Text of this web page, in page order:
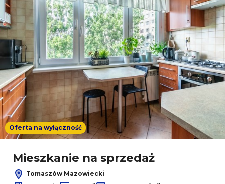
Oferta na wyłączność
Mieszkanie na sprzedaż
Tomaszów Mazowiecki